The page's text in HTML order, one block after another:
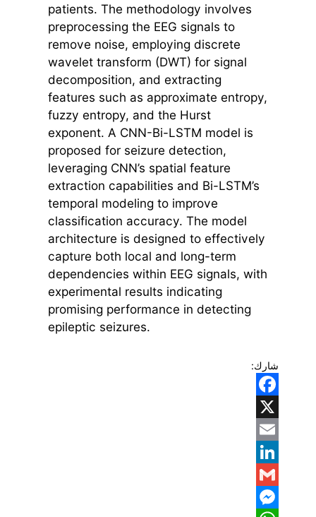
patients. The methodology involves
preprocessing the EEG signals to
remove noise, employing discrete
wavelet transform (DWT) for signal
decomposition, and extracting
features such as approximate entropy,
fuzzy entropy, and the Hurst
exponent. A CNN-Bi-LSTM model is
proposed for seizure detection,
leveraging CNN’s spatial feature
extraction capabilities and Bi-LSTM’s
temporal modeling to improve
classification accuracy. The model
architecture is designed to effectively
capture both local and long-term
dependencies within EEG signals, with
experimental results indicating
promising performance in detecting
epileptic seizures.
شارك:
Facebook
X
Email
LinkedIn
Gmail